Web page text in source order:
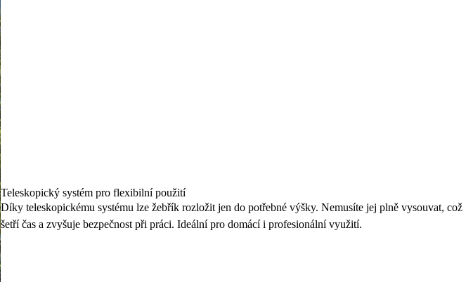
Teleskopický systém pro flexibilní použití
Díky teleskopickému systému lze žebřík rozložit jen do potřebné výšky. Nemusíte jej plně vysouvat, což
šetří čas a zvyšuje bezpečnost při práci. Ideální pro domácí i profesionální využití.